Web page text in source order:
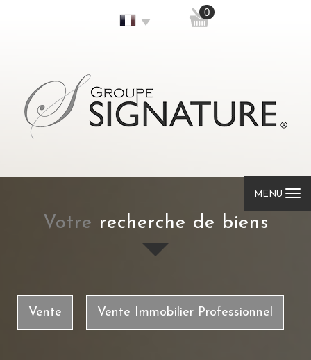
0
MENU
votre recherche de biens
Vente Vente Immobilier Professionnel